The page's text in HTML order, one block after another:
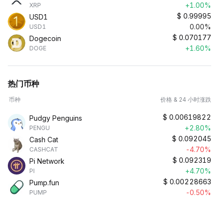
XRP
+1.00%
USD1
USD1
$ 0.99995
0.00%
Dogecoin
DOGE
$ 0.070177
+1.60%
热门币种
币种 价格 & 24 小时涨跌
Pudgy Penguins
PENGU
$ 0.00619822
+2.80%
Cash Cat
CASHCAT
$ 0.092045
-4.70%
Pi Network
PI
$ 0.092319
+4.70%
Pump.fun
PUMP
$ 0.00228663
-0.50%